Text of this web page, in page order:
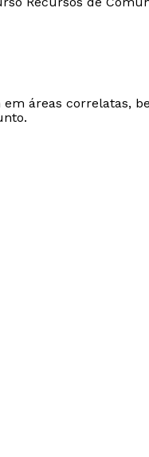
áreas correlatas,